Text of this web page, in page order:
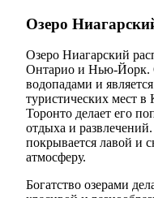
Озеро
Озеро Ниагарский
Онтарио и Нью-Йорк.
водопадами и
туристических мест в
Торонто делает его
отдыха и
покрывается лавой и
атмосферу.
Богатство озерами